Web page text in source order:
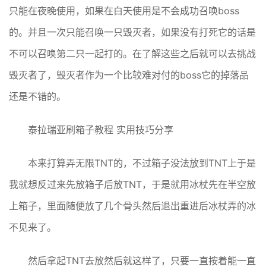
只能在夜晚使用，如果在白天使用是不会成功召唤boss
的。并且一次只能召唤一只毁灭者，如果没有打死它的话是
不可以召唤第二只一起打的。在了解这些之后就可以去挑战
毁灭者了，毁灭者作为一个比较难对付的boss它的掉落品
还是不错的。
泰拉瑞亚刷箱子教程 实用技巧分享
本来打算弄无限TNT的，不过箱子没法放到TNT上于是
我就想反过来先放箱子后放TNT，于是就用冰杖先在半空放
上箱子，里面随便放了几个骨头然后退出重进后冰杖弄的冰
不见来了。
然后拿起TNT去放然后就这样了，只要一直按着能一直